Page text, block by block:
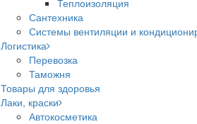
Теплоизоляция
Сантехника
Системы вентиляции и
Логистика
Перевозка
Таможня
Товары для здоровья
Лаки, краски
Автокосметика